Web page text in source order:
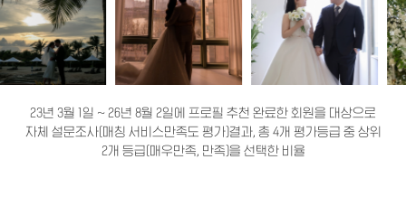
23년 3월 1일 ~ 26년 8월 2일에 프로필 추천 완료한 회원을 대상으로
자체 설문조사(매칭 서비스만족도 평가)결과, 총 4개 평가등급 중 상위
2개 등급(매우만족, 만족)을 선택한 비율